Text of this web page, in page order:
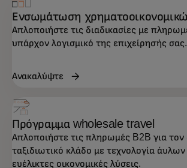
Ενσωμάτωση
Απλοποιήστε τις διαδικασίες με
υπάρχον λογισμικό της επιχείρησής σας.
Ανακαλύψτε
Πρόγραμμα wholesale travel
Απλοποιήστε τις πληρωμές B2B για τον
ταξιδιωτικό κλάδο με τεχνολογία
ευέλικτες οικονομικές λύσεις.